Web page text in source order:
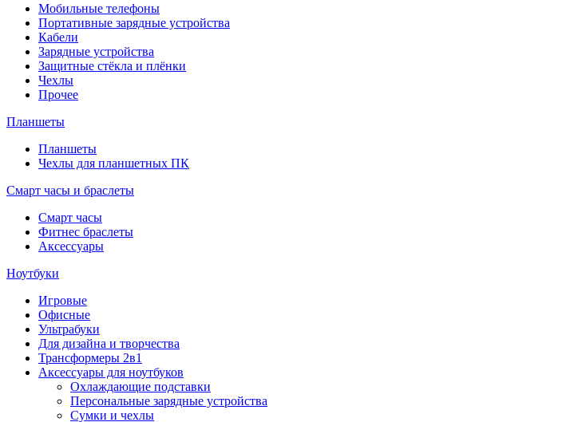
Мобильные телефоны
Портативные зарядные устройства
Кабели
Зарядные устройства
Защитные стёкла и плёнки
Чехлы
Прочее
Планшеты
Планшеты
Чехлы для планшетных ПК
Смарт часы и браслеты
Смарт часы
Фитнес браслеты
Аксессуары
Ноутбуки
Игровые
Офисные
Ультрабуки
Для дизайна и творчества
Трансформеры 2в1
Аксессуары для ноутбуков
Охлаждающие подставки
Персональные зарядные устройства
Сумки и чехлы